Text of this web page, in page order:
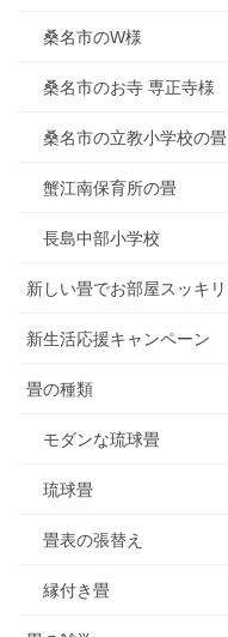
桑名市のW様
桑名市のお寺 専正寺様
桑名市の立教小学校の畳
蟹江南保育所の畳
長島中部小学校
新しい畳でお部屋スッキリ
新生活応援キャンペーン
畳の種類
モダンな琉球畳
琉球畳
畳表の張替え
縁付き畳